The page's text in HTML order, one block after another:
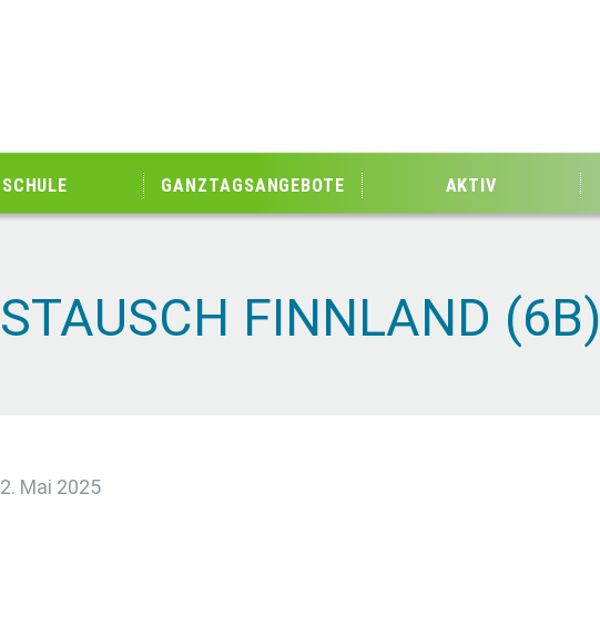
SCHULE GANZTAGSANGEBOTE AKTIV
FINNLAND (6B)
Mai 2025